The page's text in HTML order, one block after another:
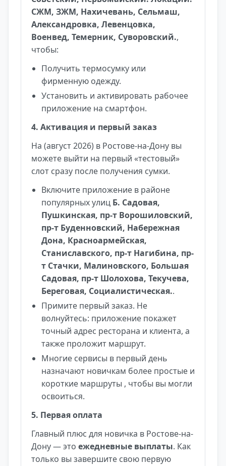
СЖМ, ЗЖМ, Нахичевань, Сельмаш,
Александровка, Левенцовка,
Военвед, Темерник, Суворовский.,
чтобы:
Получить термосумку или
фирменную одежду.
Установить и активировать рабочее
приложение на смартфон.
4. Активация и первый заказ
На (август 2026) в Ростове-на-Дону вы
можете выйти на первый «тестовый»
слот сразу после получения сумки.
Включите приложение в районе
популярных улиц Б. Садовая,
Пушкинская, пр-т Ворошиловский,
пр-т Буденновский, Набережная
Дона, Красноармейская,
Станиславского, пр-т Нагибина, пр-
т Стачки, Малиновского, Большая
Садовая, пр-т Шолохова, Текучева,
Береговая, Социалистическая..
Примите первый заказ. Не
волнуйтесь: приложение покажет
точный адрес ресторана и клиента, а
также проложит маршрут.
Многие сервисы в первый день
назначают новичкам более простые и
короткие маршруты , чтобы вы могли
освоиться.
5. Первая оплата
Главный плюс для новичка в Ростове-на-
Дону — это ежедневные выплаты. Как
только вы завершите свою первую